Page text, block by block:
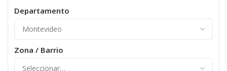
Departamento
Zona / Barrio